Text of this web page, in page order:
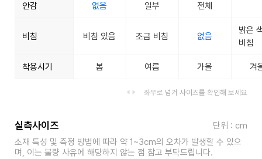
안감 없음 일부 전체
비침 비침 있음 조금 비침 없음
밝은
비침
착용시기 봄 여름 가을 겨
좌우로 넘겨 사이즈를 확인해 보세요
실측사이즈
단위 : cm
소재 특성 및 측정 방법에 따라 약 1~3cm의 오차가 발생할 수 있으
며, 이는 불량 사유에 해당하지 않는 점 참고 부탁드립니다.